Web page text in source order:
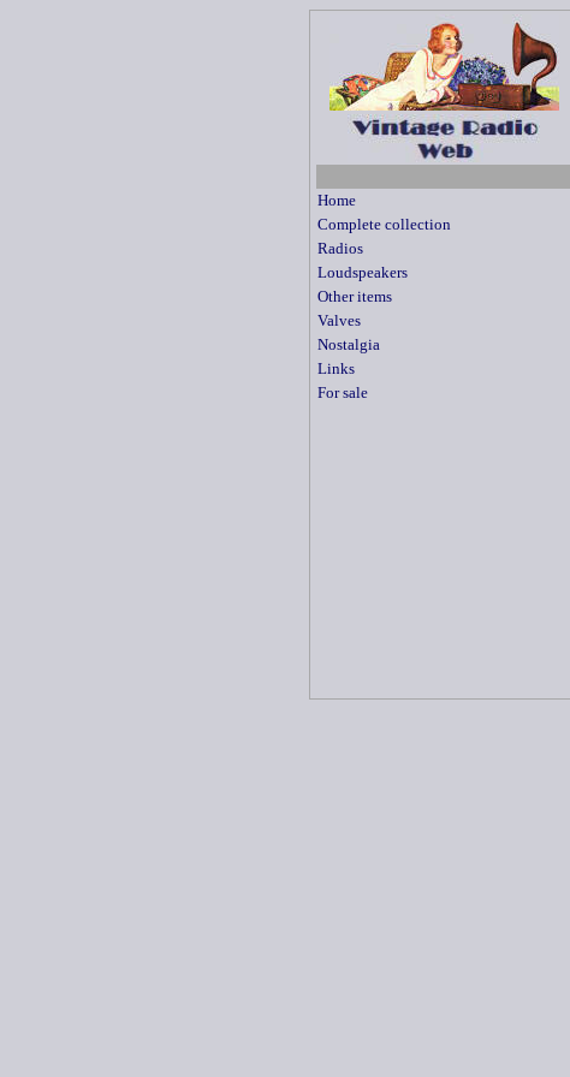
Home
Complete collection
Radios
Loudspeakers
Other items
Valves
Nostalgia
Links
For sale